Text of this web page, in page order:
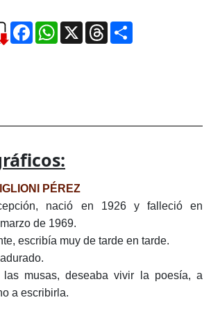
FacebookWhatsApp
X ThreadsCompartir
PÉREZ
nació en 1926 y falleció en
de 1969.
escribía muy de tarde en tarde.
las musas, deseaba vivir la poesía, a
a escribirla.